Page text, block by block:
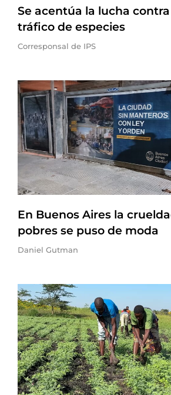
Se acentúa la lucha
tráfico de especies
Corresponsal de IPS
En Buenos Aires la
pobres se puso de moda
Daniel Gutman